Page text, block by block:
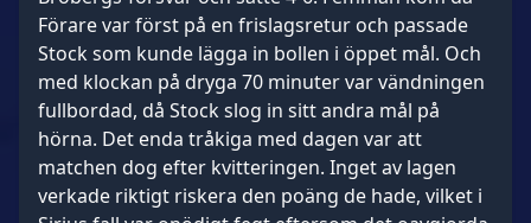
Förare var först på en frislagsretur och passade
Stock som kunde lägga in bollen i öppet mål. Och
med klockan på dryga 70 minuter var vändningen
fullbordad, då Stock slog in sitt andra mål på
hörna. Det enda tråkiga med dagen var att
matchen dog efter kvitteringen. Inget av lagen
verkade riktigt riskera den poäng de hade, vilket i